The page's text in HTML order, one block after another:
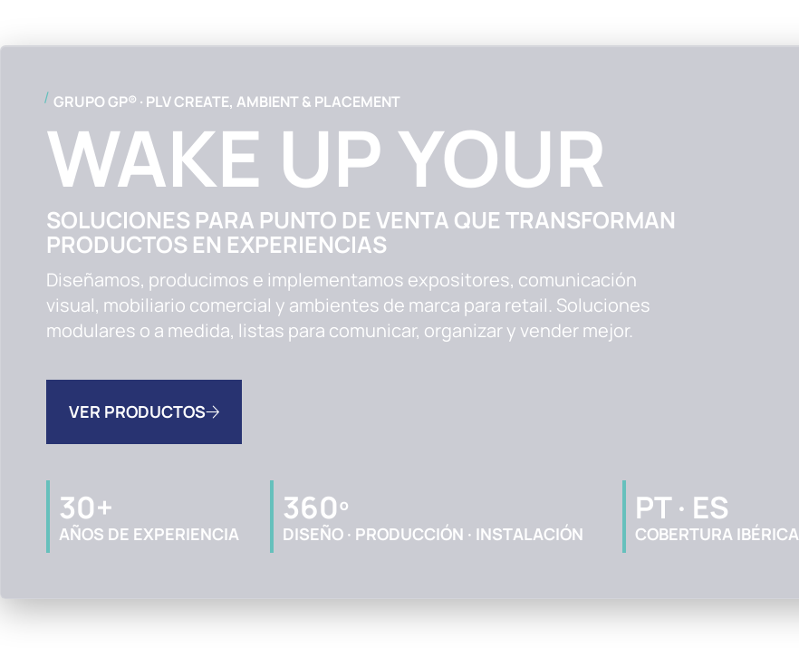
GRUPO GP® · PLV CREATE, AMBIENT & PLACEMENT
WAKE UP YOUR
SOLUCIONES PARA PUNTO DE VENTA QUE TRANSFORMAN
PRODUCTOS EN EXPERIENCIAS
Diseñamos, producimos e implementamos expositores, comunicación
visual, mobiliario comercial y ambientes de marca para retail. Soluciones
modulares o a medida, listas para comunicar, organizar y vender mejor.
VER PRODUCTOS
30+
AÑOS DE EXPERIENCIA
360º
DISEÑO · PRODUCCIÓN · INSTALACIÓN
PT · ES
COBERTURA IBÉRICA